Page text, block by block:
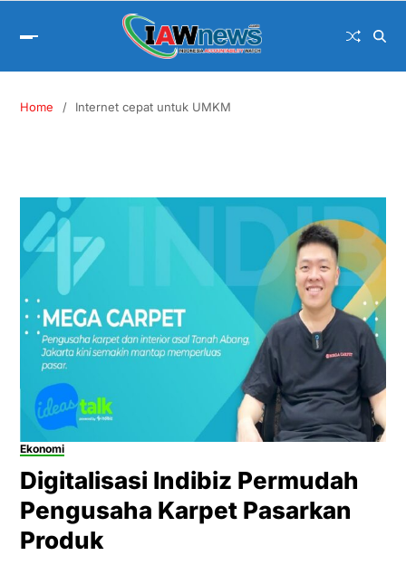
Home Internet cepat untuk UMKM
Ekonomi
Digitalisasi Indibiz Permudah
Pengusaha Karpet Pasarkan
Produk